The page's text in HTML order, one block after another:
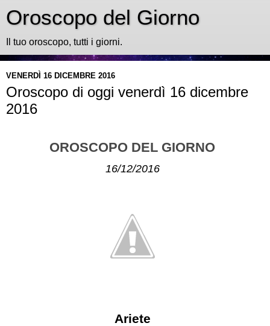
Oroscopo del Giorno
Il tuo oroscopo, tutti i giorni.
VENERDÌ 16 DICEMBRE 2016
Oroscopo di oggi venerdì 16 dicembre
2016
OROSCOPO DEL GIORNO
16/12/2016
Ariete